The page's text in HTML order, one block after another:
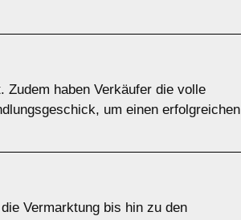
haben Verkäufer die volle
um einen erfolgreichen
Vermarktung bis hin zu den